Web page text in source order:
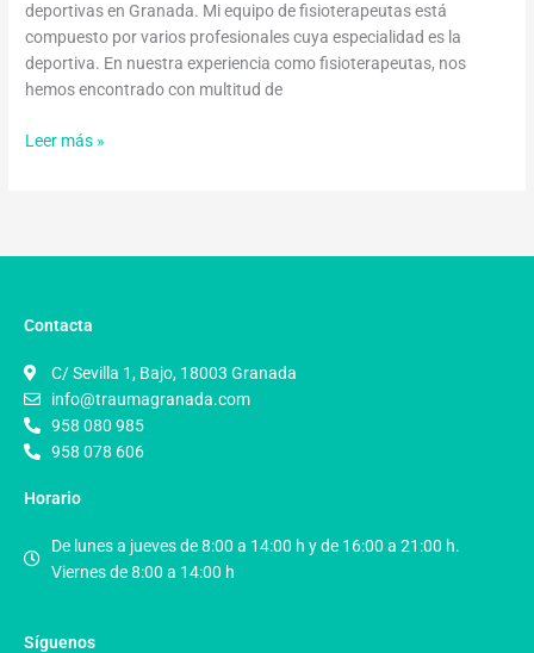
deportivas en Granada. Mi equipo de fisioterapeutas está
compuesto por varios profesionales cuya especialidad es la
deportiva. En nuestra experiencia como fisioterapeutas, nos
hemos encontrado con multitud de
Leer más »
Contacta
C/ Sevilla 1, Bajo, 18003 Granada
info@traumagranada.com
958 080 985
958 078 606
Horario
De lunes a jueves de 8:00 a 14:00 h y de 16:00 a 21:00 h.
Viernes de 8:00 a 14:00 h
Síguenos